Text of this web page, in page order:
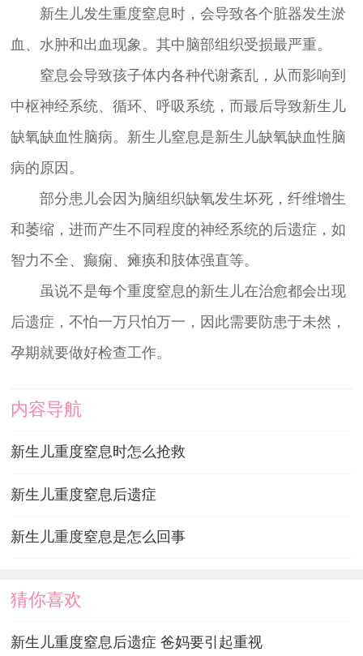
新生儿发生重度窒息时，会导致各个脏器发生淤
血、水肿和出血现象。其中脑部组织受损最严重。
窒息会导致孩子体内各种代谢紊乱，从而影响到
中枢神经系统、循环、呼吸系统，而最后导致新生儿
缺氧缺血性脑病。新生儿窒息是新生儿缺氧缺血性脑
病的原因。
部分患儿会因为脑组织缺氧发生坏死，纤维增生
和萎缩，进而产生不同程度的神经系统的后遗症，如
智力不全、癫痫、瘫痪和肢体强直等。
虽说不是每个重度窒息的新生儿在治愈都会出现
后遗症，不怕一万只怕万一，因此需要防患于未然，
孕期就要做好检查工作。
内容导航
新生儿重度窒息时怎么抢救
新生儿重度窒息后遗症
新生儿重度窒息是怎么回事
猜你喜欢
新生儿重度窒息后遗症 爸妈要引起重视